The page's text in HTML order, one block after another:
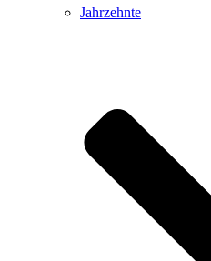
Jahrzehnte